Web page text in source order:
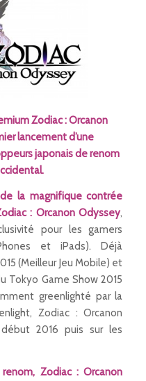
Zodiac : Orcanon
lancement d’une
japonais de renom
la magnifique contrée
: Orcanon Odyssey,
pour les gamers
et iPads). Déjà
(Meilleur Jeu Mobile) et
Tokyo Game Show 2015
greenlighté par la
Zodiac : Orcanon
2016 puis sur les
Zodiac : Orcanon